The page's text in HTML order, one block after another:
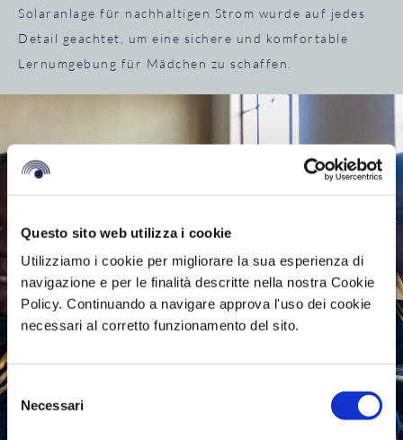
Questo sito web utilizza i cookie
Utilizziamo i cookie per migliorare la sua esperienza di
navigazione e per le finalità descritte nella nostra Cookie
Policy. Continuando a navigare approva l'uso dei cookie
necessari al corretto funzionamento del sito.
Selezione
delNecessari
Solaranlage für nachhaltigen Strom wurde auf jedes
Detail geachtet, um eine sichere und komfortable
Lernumgebung für Mädchen zu schaffen.